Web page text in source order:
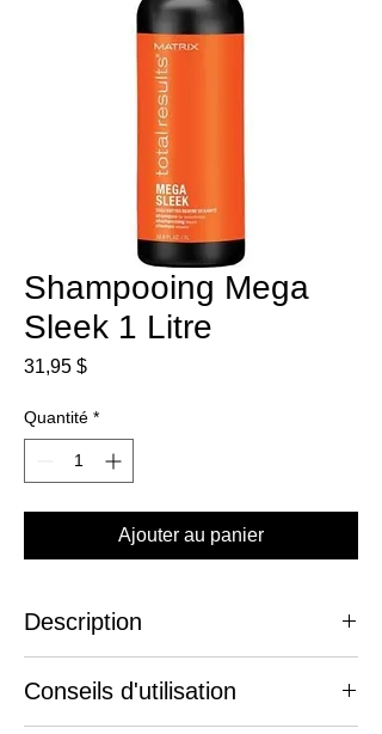
Shampooing Mega
Sleek 1 Litre
31,95 $Prix
Quantité *
Ajouter au panier
Description
Le shampooing MEGA SLEEK est
Conseils d'utilisation